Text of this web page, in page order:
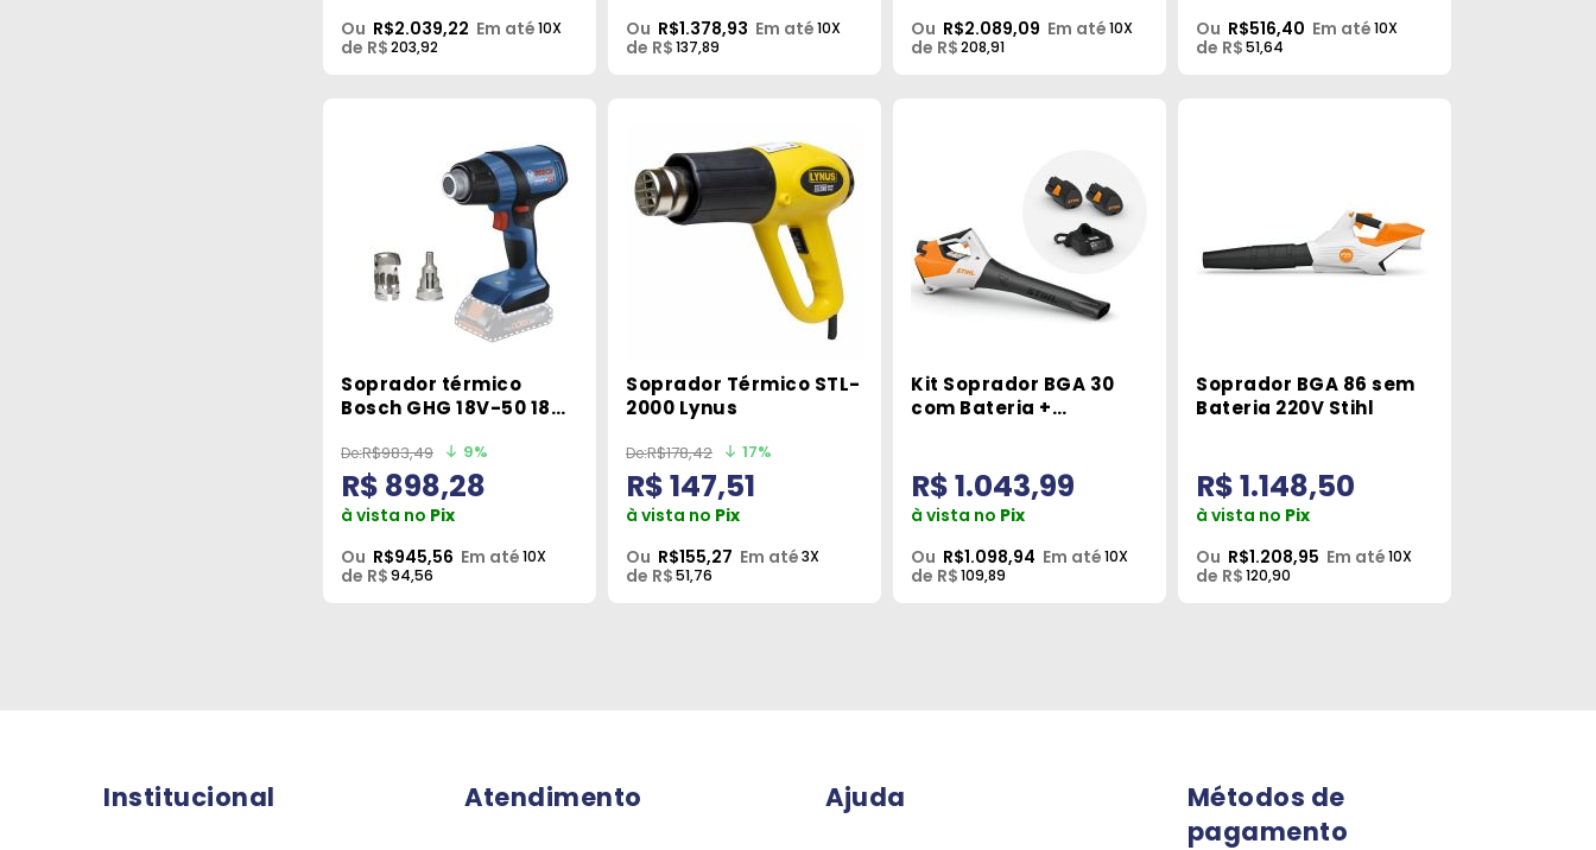
Ou R$2.039,22 Em até10X
de R$203,92
Ou R$1.378,93 Em até10X
de R$137,89
Ou R$2.089,09 Em até10X
de R$208,91
Ou R$516,40 Em até10X
de R$51,64
Soprador térmico
Bosch GHG 18V-50 18V
R$983,49 9%
R$ 898,28
à vista no Pix
Ou R$945,56 Em até10X
de R$94,56
Soprador Térmico STL-
2000 Lynus
R$178,42 17%
R$ 147,51
à vista no Pix
Ou R$155,27 Em até3X
de R$51,76
Kit Soprador BGA 30
com Bateria +
R$ 1.043,99
à vista no Pix
Ou R$1.098,94 Em até10X
de R$109,89
Soprador BGA 86 sem
Bateria 220V Stihl
R$ 1.148,50
à vista no Pix
Ou R$1.208,95 Em até10X
de R$120,90
Institucional Atendimento Ajuda
Métodos de
pagamento